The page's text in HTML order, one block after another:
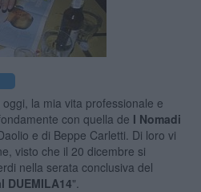
la mia vita professionale e
con quella de I Nomadi
e di Beppe Carletti. Di loro vi
visto che il 20 dicembre si
nella serata conclusiva del
DUEMILA14".